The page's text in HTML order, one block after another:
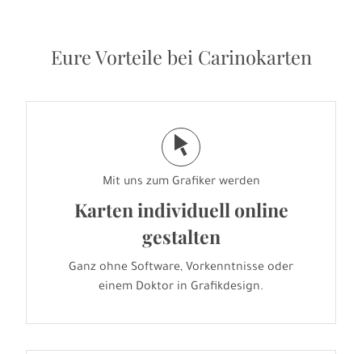
Eure Vorteile bei Carinokarten
j
Mit uns zum Grafiker werden
Karten individuell online
gestalten
Ganz ohne Software, Vorkenntnisse oder
einem Doktor in Grafikdesign.